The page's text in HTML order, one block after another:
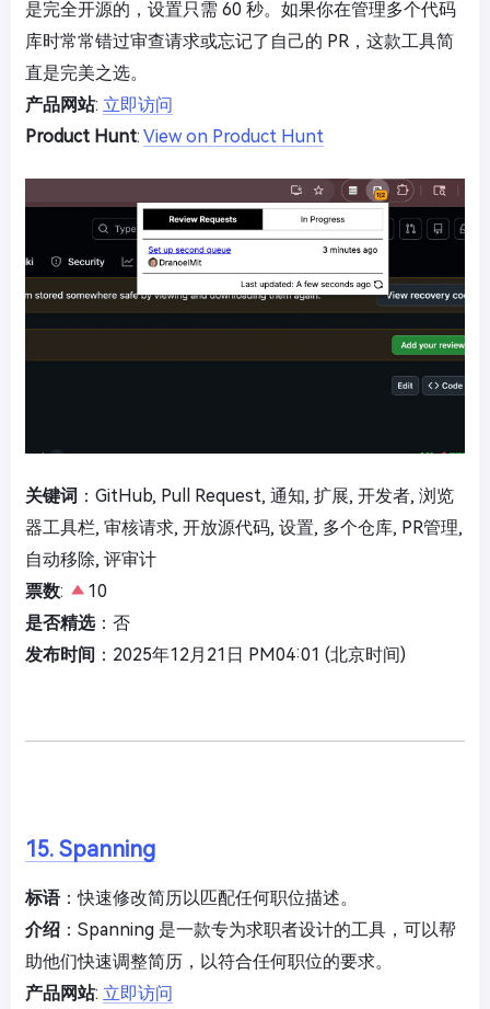
是完全开源的，设置只需 60 秒。如果你在管理多个代码
库时常常错过审查请求或忘记了自己的 PR，这款工具简
直是完美之选。
产品网站: 立即访问
Product Hunt: View on Product Hunt
关键词 ：GitHub, Pull Request, 通知, 扩展, 开发者, 浏览
器工具栏, 审核请求, 开放源代码, 设置, 多个仓库, PR管理,
自动移除, 评审计
票数:
10
是否精选：否
发布时间 ：2025年12月21日 PM04:01 (北京时间)
15. Spanning
标语：快速修改简历以匹配任何职位描述。
介绍 ：Spanning 是一款专为求职者设计的工具，可以帮
助他们快速调整简历，以符合任何职位的要求。
产品网站: 立即访问